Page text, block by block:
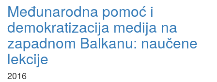
Međunarodna pomoć i
demokratizacija medija na
zapadnom Balkanu: naučene
lekcije
2016